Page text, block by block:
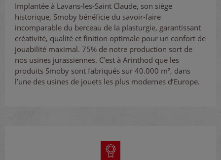
Implantée à Lavans-les-Saint Claude, son siège
historique, Smoby bénéficie du savoir-faire
incomparable du berceau de la plasturgie, garantissant
créativité, qualité et finition optimale pour un confort de
jouabilité maximal. 75% de notre production sort de
nos usines jurassiennes. C’est à Arinthod que les
produits Smoby sont fabriqués sur 40.000 m², dans
l’une des usines de jouets les plus modernes d’Europe.